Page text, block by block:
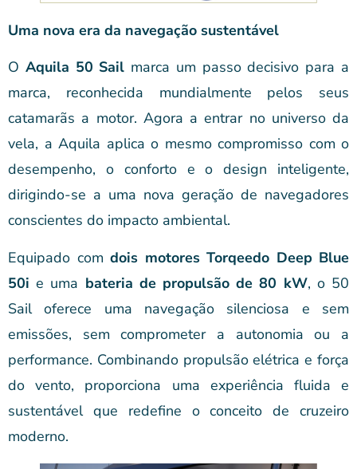
Uma nova era da navegação sustentável
O Aquila 50 Sail marca um passo decisivo para a
marca, reconhecida mundialmente pelos seus
catamarãs a motor. Agora a entrar no universo da
vela, a Aquila aplica o mesmo compromisso com o
desempenho, o conforto e o design inteligente,
dirigindo-se a uma nova geração de navegadores
conscientes do impacto ambiental.
Equipado com dois motores Torqeedo Deep Blue
50i e uma bateria de propulsão de 80 kW, o 50
Sail oferece uma navegação silenciosa e sem
emissões, sem comprometer a autonomia ou a
performance. Combinando propulsão elétrica e força
do vento, proporciona uma experiência fluida e
sustentável que redefine o conceito de cruzeiro
moderno.